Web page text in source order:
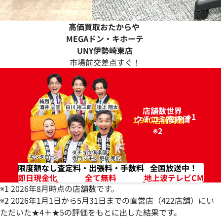
高価買取おたからや
MEGAドン・キホーテ
UNY伊勢崎東店
市場前交差点すぐ！
店舗数世界
1,940店舗突破！
※1
クチコミ高評価
96.2%
※2
限度額なし
即日現金化
査定料・出張料・手数料
全て無料
全国放送中！
地上波テレビCM
※1 2026年8月時点の店舗数です。
※2 2026年1月1日から5月31日までの直営店（422店舗）にい
ただいた★4＋★5の評価をもとに出した結果です。